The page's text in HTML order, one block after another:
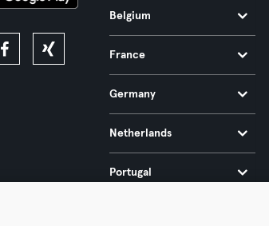
Belgium
France
Germany
Netherlands
Portugal